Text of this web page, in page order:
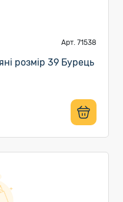
Арт. 71538
розмір 39 Бурець